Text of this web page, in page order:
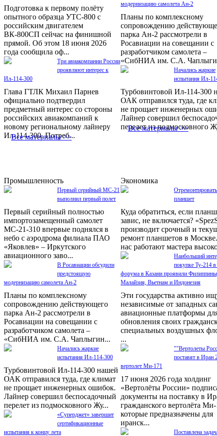
Подготовка к первому полёту
опытного образца УТС-800 с
российским двигателем
ВК-800СП сейчас на финишной
прямой. Об этом 18 июня 2026
года сообщила оф...
Три авиакомпании России
проявляют интерес к
Ил-114-300
Глава ГТЛК Михаил Парнев
официально подтвердил
предметный интерес со стороны
российских авиакомпаний к
новому региональному лайнеру
Ил-114-300. Потреб...
Все материалы >>
модернизацию самолета Ан-2
Планы по комплексному
сопровождению
парка Ан-2 рассмотрели в
Росавиации на совещании с
разработчиком самолета –
«СибНИА им. С.А.
Начались жаркие
испытания Ил-
Турбовинтовой Ил-114-300
ОАК отправился туда, где
не прощает инженерных
Лайнер совершил
перелет из подмосковного
Все материалы >>
Промышленность
Первый серийный МС-21
выполнил первый полет
Первый серийный полностью
импортозамещенный самолет
МС-21-310 впервые поднялся в
небо с аэродрома филиала ПАО
«Яковлев» – Иркутского
авиационного заво...
В Росавиации обсудили
предстоящую
модернизацию самолета Ан-2
Планы по комплексному
сопровождению действующего
парка Ан-2 рассмотрели в
Росавиации на совещании с
разработчиком самолета –
«СибНИА им. С.А. Чаплыгин...
Начались жаркие
испытания Ил-114-300
Турбовинтовой Ил-114-300 нашей
ОАК отправился туда, где климат
не прощает инженерных ошибок.
Лайнер совершил беспосадочный
перелет из подмосковного Жу...
«Суперджет» завершит
сертификационные
испытания к концу лета
Экономика
Отремонтировать
планшет
Куда обратиться, если
завис, не включается?
производит срочный и
ремонт планшетов в
нас работают мастера
Наибольший
покупке Ту-214
форума в Казани проявили
Малайзия, Вьетнам и Индонезия
Эти государства активно
независимые от западных
авиационные платформы
обновления своих
специальных воздушных
...
""Вертолеты
поставят в Иран
вертолет Ми-171
17 июня 2026 года холдинг
«Вертолёты России»
документы на поставку в
гражданского вертолёта
которые предназначены для
иранск...
Поставлена